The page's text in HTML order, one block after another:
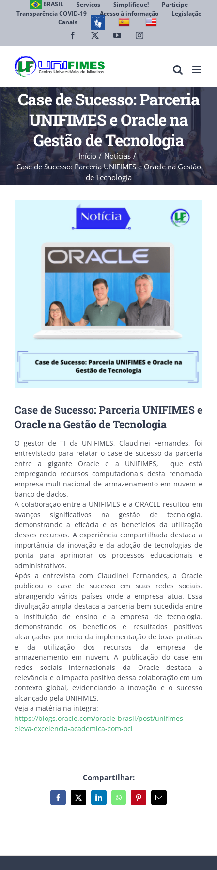
BRASIL Serviços Simplifique!
Participe
Transparência COVID-19
Acesso à informação
Legislação
Canais
Facebook YouTubeInstagram
Case de Sucesso: Parceria
UNIFIMES e Oracle na
Gestão de Tecnologia
Início
Notícias
Case de Sucesso: Parceria UNIFIMES e Oracle na Gestão
de Tecnologia
Case de Sucesso: Parceria UNIFIMES e
Oracle na Gestão de Tecnologia
O gestor de TI da UNIFIMES, Claudinei Fernandes, foi
entrevistado para relatar o case de sucesso da parceria
entre a gigante Oracle e a UNIFIMES, que está
empregando recursos computacionais desta renomada
empresa multinacional de armazenamento em nuvem e
banco de dados.
A colaboração entre a UNIFIMES e a ORACLE resultou em
avanços significativos na gestão de tecnologia,
demonstrando a eficácia e os benefícios da utilização
desses recursos. A experiência compartilhada destaca a
importância da inovação e da adoção de tecnologias de
ponta para aprimorar os processos educacionais e
administrativos.
Após a entrevista com Claudinei Fernandes, a Oracle
publicou o case de sucesso em suas redes sociais,
abrangendo vários países onde a empresa atua. Essa
divulgação ampla destaca a parceria bem-sucedida entre
a instituição de ensino e a empresa de tecnologia,
demonstrando os benefícios e resultados positivos
alcançados por meio da implementação de boas práticas
e da utilização dos recursos da empresa de
armazenamento em nuvem. A publicação do case em
redes sociais internacionais da Oracle destaca a
relevância e o impacto positivo dessa colaboração em um
contexto global, evidenciando a inovação e o sucesso
alcançado pela UNIFIMES.
Veja a matéria na integra:
https://blogs.oracle.com/oracle-brasil/post/unifimes-
eleva-excelencia-academica-com-oci
Compartilhar:
Facebook
X LinkedInWhatsAppPinterest
E-
mail